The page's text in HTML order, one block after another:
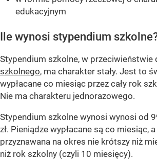
edukacyjnym
Ile wynosi stypendium
Stypendium szkolne, w przeciwieństwie
szkolnego, ma charakter stały. Jest to
wypłacane co miesiąc przez cały rok
Nie ma charakteru jednorazowego.
Stypendium szkolne wynosi wynosi od
zł. Pieniądze wypłacane są co miesiąc,
przyznawana na okres nie krótszy niż
niż rok szkolny (czyli 10 miesięcy).